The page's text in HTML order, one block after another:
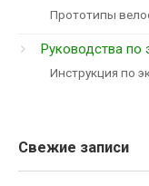
Прототипы
Руководства по
Инструкция по
Свежие записи